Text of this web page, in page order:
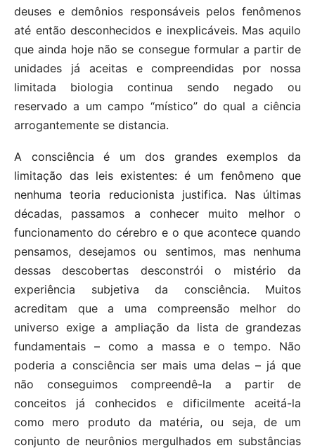
deuses e demônios responsáveis pelos fenômenos
até então desconhecidos e inexplicáveis. Mas aquilo
que ainda hoje não se consegue formular a partir de
unidades já aceitas e compreendidas por nossa
limitada biologia continua sendo negado ou
reservado a um campo “místico” do qual a ciência
arrogantemente se distancia.
A consciência é um dos grandes exemplos da
limitação das leis existentes: é um fenômeno que
nenhuma teoria reducionista justifica. Nas últimas
décadas, passamos a conhecer muito melhor o
funcionamento do cérebro e o que acontece quando
pensamos, desejamos ou sentimos, mas nenhuma
dessas descobertas desconstrói o mistério da
experiência subjetiva da consciência. Muitos
acreditam que a uma compreensão melhor do
universo exige a ampliação da lista de grandezas
fundamentais – como a massa e o tempo. Não
poderia a consciência ser mais uma delas – já que
não conseguimos compreendê-la a partir de
conceitos já conhecidos e dificilmente aceitá-la
como mero produto da matéria, ou seja, de um
conjunto de neurônios mergulhados em substâncias